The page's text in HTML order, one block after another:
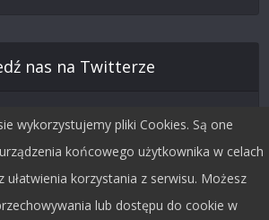
nas na Twitterze
wykorzystujemy pliki Cookies. Są one
końcowego użytkownika w celach
ułatwienia korzystania z serwisu. Możesz
lub dostępu do cookie w